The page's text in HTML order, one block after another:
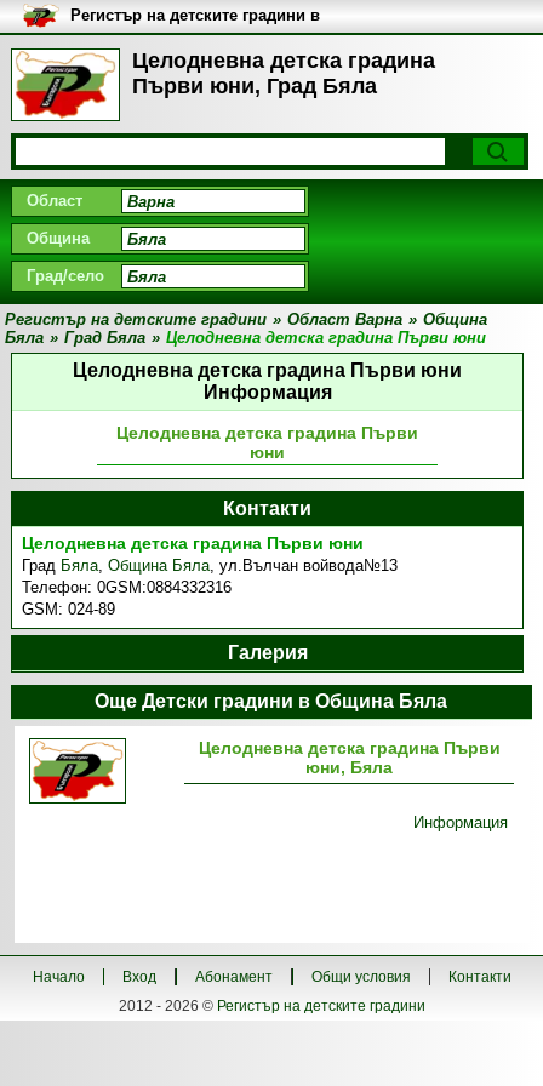
Целодневна детска градина
Първи юни, Град Бяла
Регистър на детските градини в
България
Област
Община
Град/село
Регистър на детските градини » Област Варна » Община
Бяла » Град Бяла » Целодневна детска градина Първи юни
Целодневна детска градина Първи юни
Информация
Целодневна детска градина Първи
юни
Контакти
Целодневна детска градина Първи юни
Град Бяла,Община Бяла,ул.Вълчан войвода№13
Телефон:0GSM:0884332316
GSM:024-89
Галерия
Още Детски градини в Община Бяла
Целодневна детска градина Първи
юни, Бяла
Информация
Начало Вход Абонамент Общи условия
Контакти
2012 - 2026 © Регистър на детските градини